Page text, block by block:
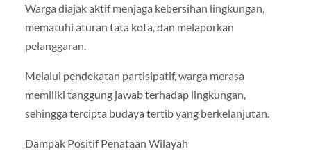
Warga diajak aktif menjaga kebersihan lingkungan,
mematuhi aturan tata kota, dan melaporkan
pelanggaran.
Melalui pendekatan partisipatif, warga merasa
memiliki tanggung jawab terhadap lingkungan,
sehingga tercipta budaya tertib yang berkelanjutan.
Dampak Positif Penataan Wilayah